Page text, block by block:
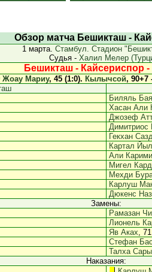
Обзор матча Бешикташ -
1 марта. Стамбул. Стадион
Судья - Халил Мелер
Бешикташ - Кайсериспор -
Жоау Мариу, 45 (1:0). Кылычсой, 90+7
Биляль
Хасан Али
Джозеф
Димитриос
Гекхан
Картал
Али Карими
Мигел
Мехди
Карлуш
Дюкенс
Замены:
Рамазан
Лионель
Яв Аках, 71
Стефан
Талха
Наказания: